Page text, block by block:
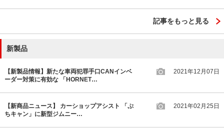
記事をもっと見る
新製品
【新製品情報】新たな車両犯罪手口CANインベ
ーダー対策に有効な 「HORNET…
2021年12月07日
【新商品ニュース】 カーショップアシスト 「ぷ
ちキャン」に新型ジムニー…
2021年02月25日